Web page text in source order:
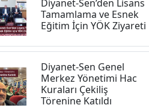
Diyanet-Sen’den Lisans
Tamamlama ve Esnek
Eğitim İçin YÖK Ziyareti
Diyanet-Sen Genel
Merkez Yönetimi Hac
Kuraları Çekiliş
Törenine Katıldı